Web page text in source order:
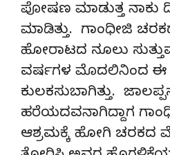
ಪೋಷಣ ಮಾಡುತ್ತ ನಾಕು
ಮಾಡಿತ್ತು. ಗಾಂಧೀಜಿ ಚರಕದ
ಹೋರಾಟದ ನೂಲು
ವರ್ಷಗಳ ಮೊದಲಿನಿಂದ
ಕುಲಕಸುಬಾಗಿತ್ತು.
ಹರೆಯದವನಾಗಿದ್ದಾಗ
ಆಶ್ರಮಕ್ಕೆ ಹೋಗಿ ಚರಕದ